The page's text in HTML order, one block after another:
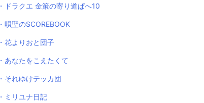
・ドラクエ 金策の寄り道ぱへ10
・唄聖のSCOREBOOK
・花よりおと団子
・あなたをこえたくて
・それゆけテッカ団
・ミリユナ日記